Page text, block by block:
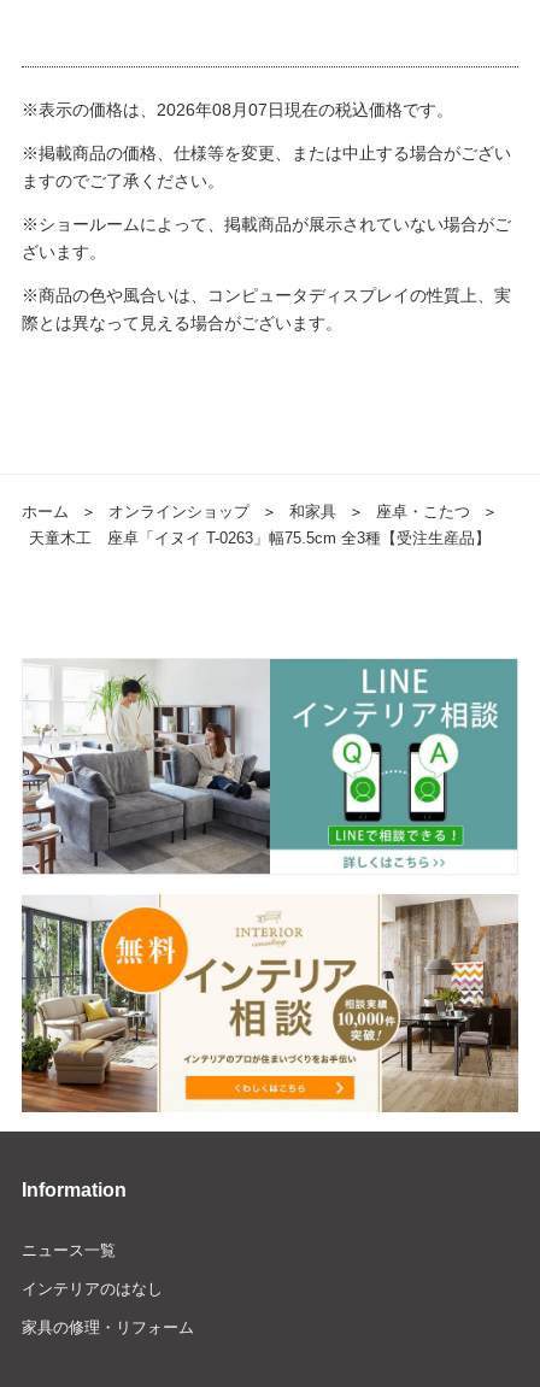
※表示の価格は、2026年08月07日現在の税込価格です。
※掲載商品の価格、仕様等を変更、または中止する場合がござい
ますのでご了承ください。
※ショールームによって、掲載商品が展示されていない場合がご
ざいます。
※商品の色や風合いは、コンピュータディスプレイの性質上、実
際とは異なって見える場合がございます。
ホーム ＞ オンラインショップ ＞ 和家具 ＞ 座卓・こたつ
＞
天童木工 座卓「イヌイ T-0263」幅75.5cm 全3種【受注生産品】
Information
ニュース一覧
インテリアのはなし
家具の修理・リフォーム